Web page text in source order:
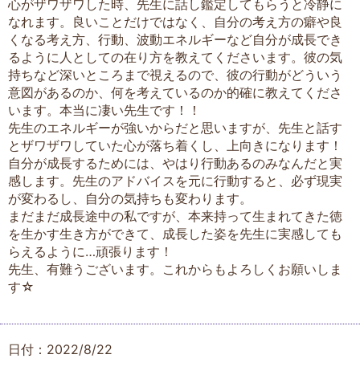
心がザワザワした時、先生に話し鑑定してもらうと冷静に
なれます。良いことだけではなく、自分の考え方の癖や良
くなる考え方、行動、波動エネルギーなど自分が成長でき
るように人としての在り方を教えてくださいます。彼の気
持ちなど深いところまで視えるので、彼の行動がどういう
意図があるのか、何を考えているのか的確に教えてくださ
います。本当に凄い先生です！！
先生のエネルギーが強いからだと思いますが、先生と話す
とザワザワしていた心が落ち着くし、上向きになります！
自分が成長するためには、やはり行動あるのみなんだと実
感します。先生のアドバイスを元に行動すると、必ず現実
が変わるし、自分の気持ちも変わります。
まだまだ成長途中の私ですが、本来持って生まれてきた徳
を生かす生き方ができて、成長した姿を先生に実感しても
らえるように…頑張ります！
先生、有難うございます。これからもよろしくお願いしま
す☆
日付：2022/8/22